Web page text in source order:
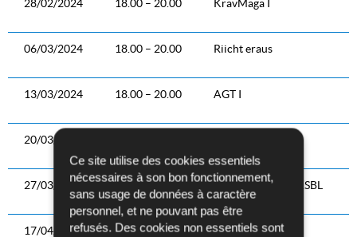
Ce site utilise des cookies essentiels
nécessaires à son bon fonctionnement,
sans usage de données à caractère
personnel, et ne pouvant pas être
refusés. Des cookies non essentiels sont
28/02/2024 18.00 – 20.00 KravMaga I
06/03/2024 18.00 – 20.00 Riicht eraus
13/03/2024 18.00 – 20.00 AGT I
20/03/2024
27/03/2024 18.00 – 20.00 SCAS / Mobbing ASBL
17/04/2024 18.00 – 20.00 Krav Maga II